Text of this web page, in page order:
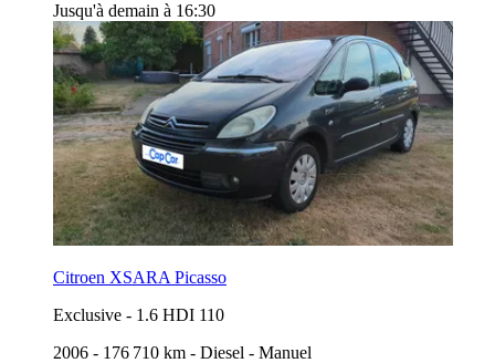
Jusqu'à demain à 16:30
Citroen XSARA Picasso
Exclusive - 1.6 HDI 110
2006 - 176 710 km - Diesel - Manuel